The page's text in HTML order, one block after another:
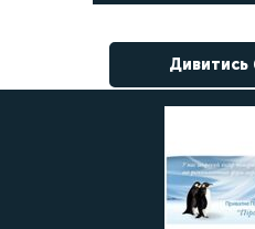
Дивитись